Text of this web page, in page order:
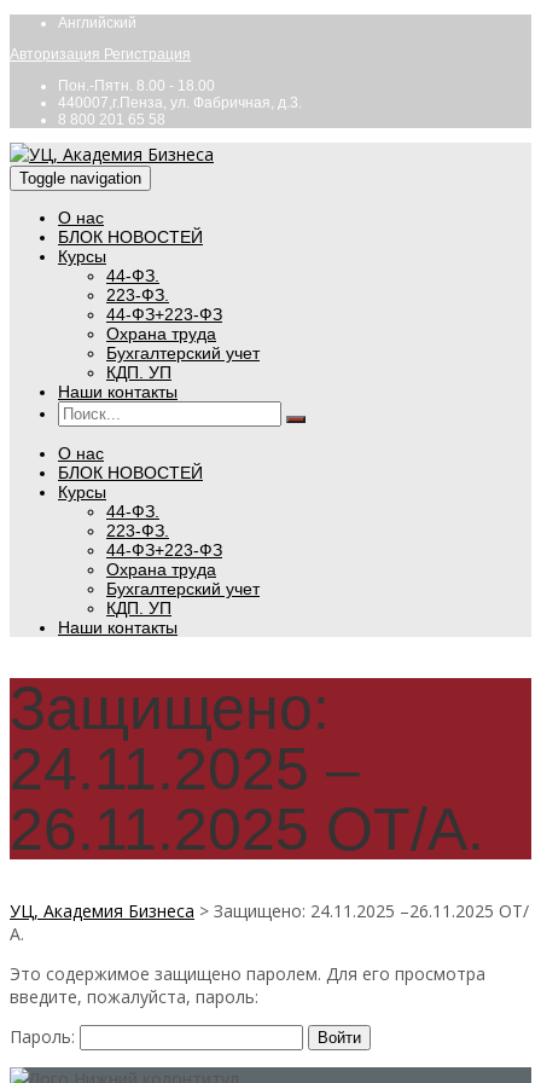
Английский
Авторизация Регистрация
Пон.-Пятн. 8.00 - 18.00
440007,г.Пенза, ул. Фабричная, д.3.
8 800 201 65 58
Toggle navigation
О нас
БЛОК НОВОСТЕЙ
Курсы
44-ФЗ.
223-ФЗ.
44-ФЗ+223-ФЗ
Охрана труда
Бухгалтерский учет
КДП. УП
Наши контакты
О нас
БЛОК НОВОСТЕЙ
Курсы
44-ФЗ.
223-ФЗ.
44-ФЗ+223-ФЗ
Охрана труда
Бухгалтерский учет
КДП. УП
Наши контакты
Защищено:
24.11.2025 –
26.11.2025 ОТ/А.
УЦ, Академия Бизнеса > Защищено: 24.11.2025 –26.11.2025 ОТ/
А.
Это содержимое защищено паролем. Для его просмотра
введите, пожалуйста, пароль:
Пароль: